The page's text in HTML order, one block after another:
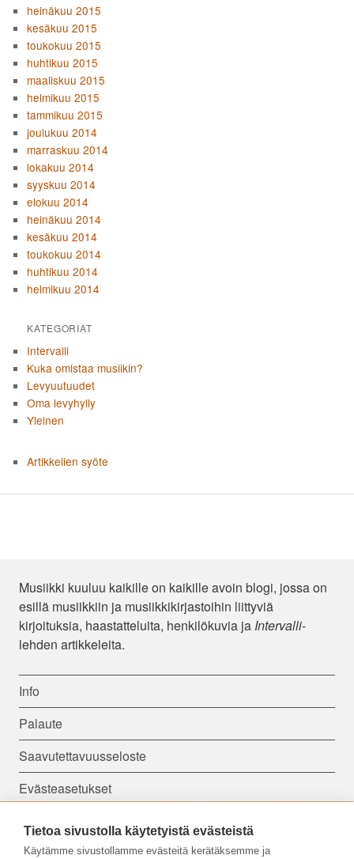
heinäkuu 2015
kesäkuu 2015
toukokuu 2015
huhtikuu 2015
maaliskuu 2015
helmikuu 2015
tammikuu 2015
joulukuu 2014
marraskuu 2014
lokakuu 2014
syyskuu 2014
elokuu 2014
heinäkuu 2014
kesäkuu 2014
toukokuu 2014
huhtikuu 2014
helmikuu 2014
KATEGORIAT
Intervalli
Kuka omistaa musiikin?
Levyuutuudet
Oma levyhylly
Yleinen
Artikkelien syöte
Musiikki kuuluu kaikille on kaikille avoin blogi, jossa on
esillä musiikkiin ja musiikkikirjastoihin liittyviä
kirjoituksia, haastatteluita, henkilökuvia ja Intervalli-
lehden artikkeleita.
Info
Palaute
Saavutettavuusseloste
Evästeasetukset
Seuraa meitä:
Tietoa sivustolla käytetyistä evästeistä
Käytämme sivustollamme evästeitä kerätäksemme ja